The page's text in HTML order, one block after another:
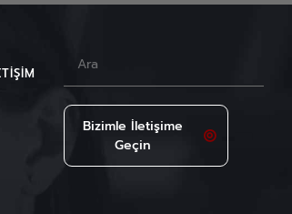
Bizimle İletişime
Geçin